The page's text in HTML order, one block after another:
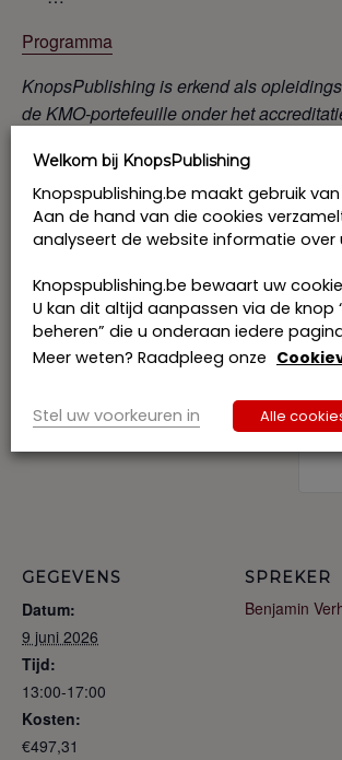
Programma
KnopsPublishing is erkend als
de KMO-portefeuille onder het
Prijs: € 494 excl.
Ik schrijf me in samen met collegae:
Ik vraag tussenkomst van de KMO-
betaal enkel
GEGEVENS
Datum:
9 juni 2026
Tijd:
13:00-17:00
Kosten:
€497,31
SPREKER
Benjamin
Welkom bij KnopsPublishing
Knopspublishing.be maakt gebruik
Aan de hand van die cookies
analyseert de website informatie over
Knopspublishing.be bewaart uw
U kan dit altijd aanpassen via de knop
beheren” die u onderaan iedere
Meer weten? Raadpleeg onze
Stel uw voorkeuren in Alle